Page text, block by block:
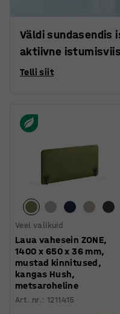
Väldi sundasendis
aktiivne
Telli siit
Veel valikuid
Laua vahesein ZONE,
1400 x 650 x 36 mm,
mustad kinnitused,
kangas Hush,
metsaroheline
Art. nr.:1211415